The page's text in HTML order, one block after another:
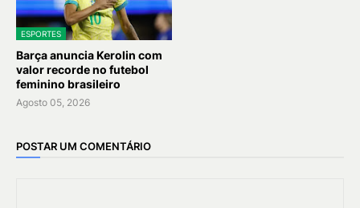
ESPORTES
Barça anuncia Kerolin com
valor recorde no futebol
feminino brasileiro
Agosto 05, 2026
POSTAR UM COMENTÁRIO